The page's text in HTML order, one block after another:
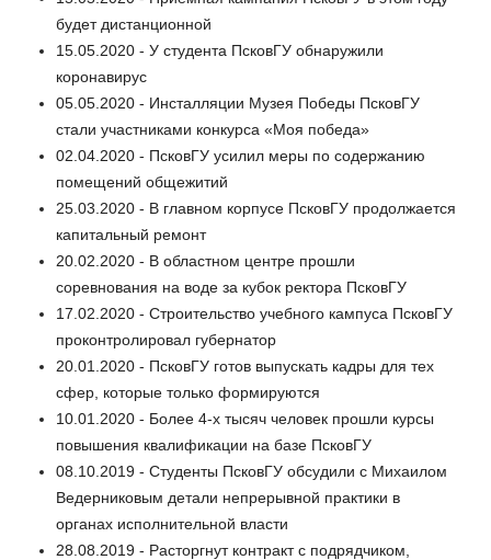
будет дистанционной
15.05.2020 - У студента ПсковГУ обнаружили
коронавирус
05.05.2020 - Инсталляции Музея Победы ПсковГУ
стали участниками конкурса «Моя победа»
02.04.2020 - ПсковГУ усилил меры по содержанию
помещений общежитий
25.03.2020 - В главном корпусе ПсковГУ продолжается
капитальный ремонт
20.02.2020 - В областном центре прошли
соревнования на воде за кубок ректора ПсковГУ
17.02.2020 - Строительство учебного кампуса ПсковГУ
проконтролировал губернатор
20.01.2020 - ПсковГУ готов выпускать кадры для тех
сфер, которые только формируются
10.01.2020 - Более 4-х тысяч человек прошли курсы
повышения квалификации на базе ПсковГУ
08.10.2019 - Студенты ПсковГУ обсудили с Михаилом
Ведерниковым детали непрерывной практики в
органах исполнительной власти
28.08.2019 - Расторгнут контракт с подрядчиком,